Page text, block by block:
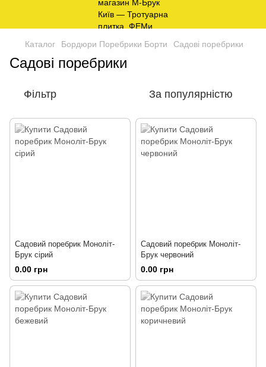
Каталог Бордюри Поребрики Борти Садові поребрики
Садові поребрики
Фільтр За популярністю
Садовий поребрик Моноліт-
Брук сірий
0.00 грн
Садовий поребрик Моноліт-
Брук червоний
0.00 грн